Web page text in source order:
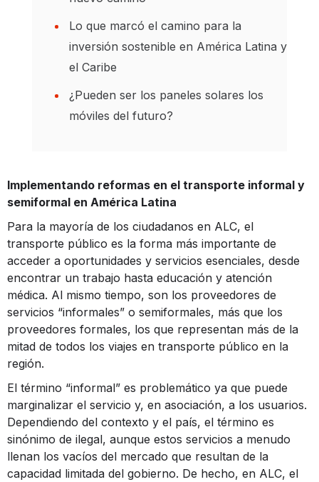
Lo que marcó el camino para la
inversión sostenible en América Latina y
el Caribe
¿Pueden ser los paneles solares los
móviles del futuro?
Implementando reformas en el transporte informal y
semiformal en América Latina
Para la mayoría de los ciudadanos en ALC, el
transporte público es la forma más importante de
acceder a oportunidades y servicios esenciales, desde
encontrar un trabajo hasta educación y atención
médica. Al mismo tiempo, son los proveedores de
servicios “informales” o semiformales, más que los
proveedores formales, los que representan más de la
mitad de todos los viajes en transporte público en la
región.
El término “informal” es problemático ya que puede
marginalizar el servicio y, en asociación, a los usuarios.
Dependiendo del contexto y el país, el término es
sinónimo de ilegal, aunque estos servicios a menudo
llenan los vacíos del mercado que resultan de la
capacidad limitada del gobierno. De hecho, en ALC, el